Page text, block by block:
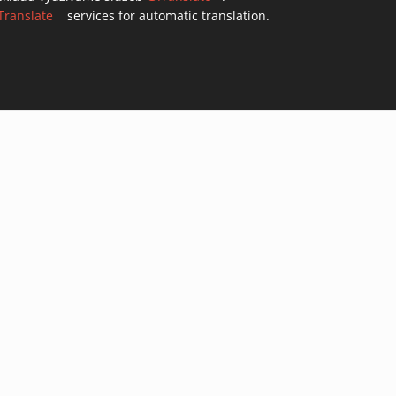
(link is external)
services for automatic translation.